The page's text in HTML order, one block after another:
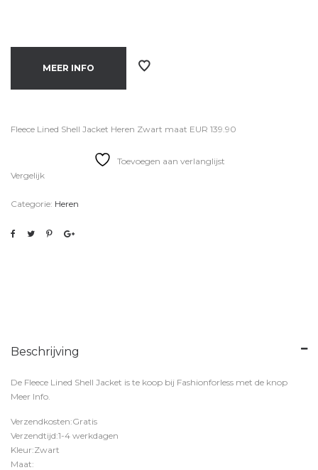
MEER INFO
Fleece Lined Shell Jacket Heren Zwart maat EUR 139.90
Toevoegen aan verlanglijst
Vergelijk
Categorie: Heren
Beschrijving
De Fleece Lined Shell Jacket is te koop bij Fashionforless met de knop
Meer Info.
Verzendkosten:Gratis
Verzendtijd:1-4 werkdagen
Kleur:Zwart
Maat: